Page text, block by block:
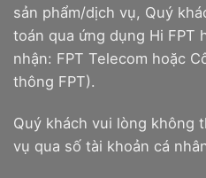
sản phẩm/dịch vụ, Quý
toán qua ứng dụng Hi FPT
nhận: FPT Telecom hoặc
thông FPT).
Quý khách vui lòng không
vụ qua số tài khoản cá